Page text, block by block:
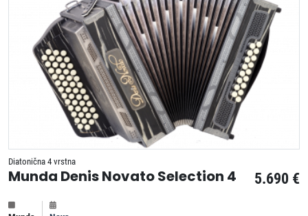
Diatonična 4 vrstna
5.690 €
Munda Denis Novato Selection 4